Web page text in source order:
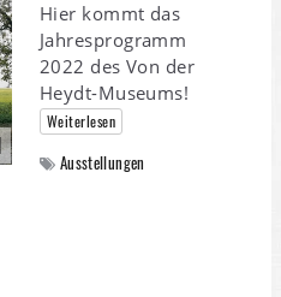
Hier kommt das
Jahresprogramm
2022 des Von der
Heydt-Museums!
Weiterlesen
Ausstellungen